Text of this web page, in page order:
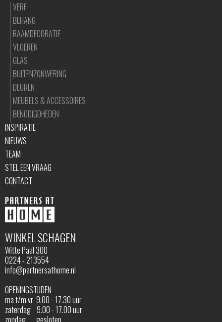
WINKEL SCHAGEN
Witte Paal 300
0224 - 213554
info@partnersathome.nl
OPENINGSTIJDEN
ma t/m vr 9.00 - 17.30 uur
zaterdag 9.00 - 17.00 uur
zondag gesloten
VERF
BEHANG
RAAMDECORATIE
VLOEREN
GLAS
BUITENZONWERING
DEUREN
MEUBELS & ACCESSOIRES
BENODIGDHEDEN
INSPIRATIE
NIEUWS
TEAM
STEL EEN VRAAG
CONTACT